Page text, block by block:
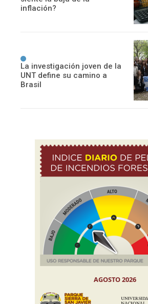
inflación?
La investigación joven de la
UNT define su camino a
Brasil